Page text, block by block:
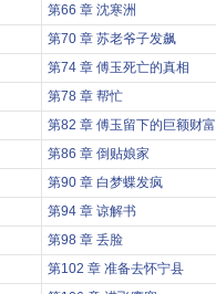
第66 章 沈寒洲
第70 章 苏老爷子发飙
第74 章 傅玉死亡的真相
第78 章 帮忙
第82 章 傅玉留下的巨额财富
第86 章 倒贴娘家
第90 章 白梦蝶发疯
第94 章 谅解书
第98 章 丢脸
第102 章 准备去怀宁县